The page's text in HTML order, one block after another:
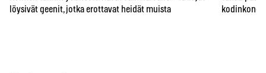
löysivät geenit, jotka erottavat heidät muista